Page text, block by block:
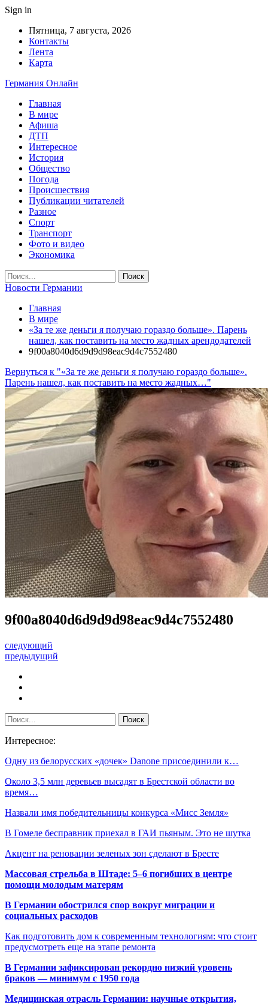
Sign in
Пятница, 7 августа, 2026
Контакты
Лента
Карта
Германия Онлайн
Главная
В мире
Афиша
ДТП
Интересное
История
Общество
Погода
Происшествия
Публикации читателей
Разное
Спорт
Транспорт
Фото и видео
Экономика
Новости Германии
Главная
В мире
«За те же деньги я получаю гораздо больше». Парень
нашел, как поставить на место жадных арендодателей
9f00a8040d6d9d9d98eac9d4c7552480
Вернуться к "«За те же деньги я получаю гораздо больше».
Парень нашел, как поставить на место жадных…"
9f00a8040d6d9d9d98eac9d4c7552480
следующий
предыдущий
Интересное:
Одну из белорусских «дочек» Danone присоединили к…
Около 3,5 млн деревьев высадят в Брестской области во
время…
Назвали имя победительницы конкурса «Мисс Земля»
В Гомеле бесправник приехал в ГАИ пьяным. Это не шутка
Акцент на реновации зеленых зон сделают в Бресте
Массовая стрельба в Штаде: 5–6 погибших в центре
помощи молодым матерям
В Германии обострился спор вокруг миграции и
социальных расходов
Как подготовить дом к современным технологиям: что стоит
предусмотреть еще на этапе ремонта
В Германии зафиксирован рекордно низкий уровень
браков — минимум с 1950 года
Медицинская отрасль Германии: научные открытия,